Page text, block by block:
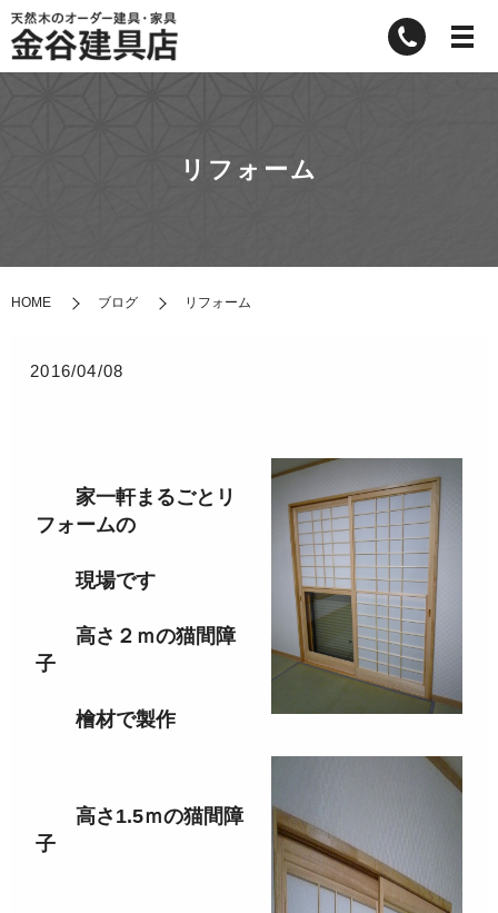
リフォーム
HOME ブログ リフォーム
2016/04/08
家一軒まるごとリ
フォームの
現場です
高さ２ｍの猫間障
子
檜材で製作
高さ1.5ｍの猫間障
子